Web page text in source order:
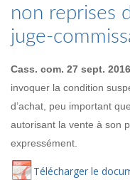
non reprises
juge-
Cass. com. 27 sept.
invoquer la condition
d’achat, peu important
autorisant la vente à son
expressément.
Télécharger le